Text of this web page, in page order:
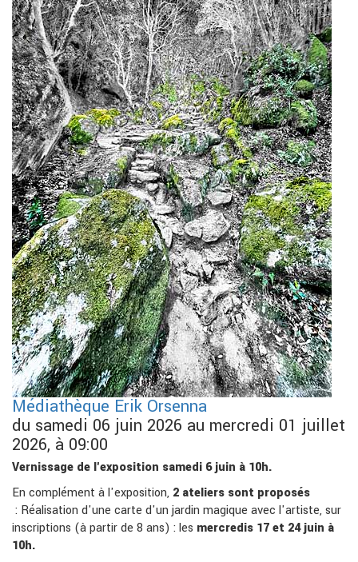
Médiathèque Erik Orsenna
du samedi 06 juin 2026 au mercredi 01 juillet
2026, à 09:00
Vernissage de l'exposition samedi 6 juin à 10h.
En complément à l'exposition, 2 ateliers sont proposés
: Réalisation d'une carte d'un jardin magique avec l'artiste, sur
inscriptions (à partir de 8 ans) : les mercredis 17 et 24 juin à
10h.